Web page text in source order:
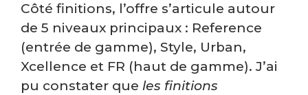
Côté finitions, l’offre s’articule autour
de 5 niveaux principaux : Reference
(entrée de gamme), Style, Urban,
Xcellence et FR (haut de gamme). J’ai
pu constater que les finitions